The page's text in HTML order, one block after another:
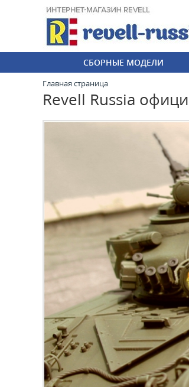
СБОРНЫЕ МОДЕЛИ
Главная страница
Revell Russia